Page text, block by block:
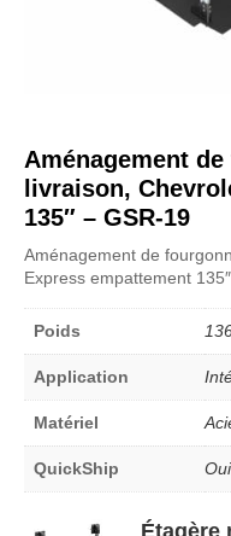
Aménagement
livraison,
135″ – GSR-19
Aménagement de
Express empattement
Poids
Application
Matériel
QuickShip Oui